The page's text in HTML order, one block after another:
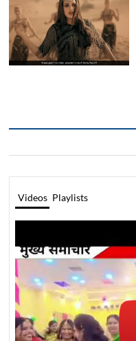
Videos Playlists